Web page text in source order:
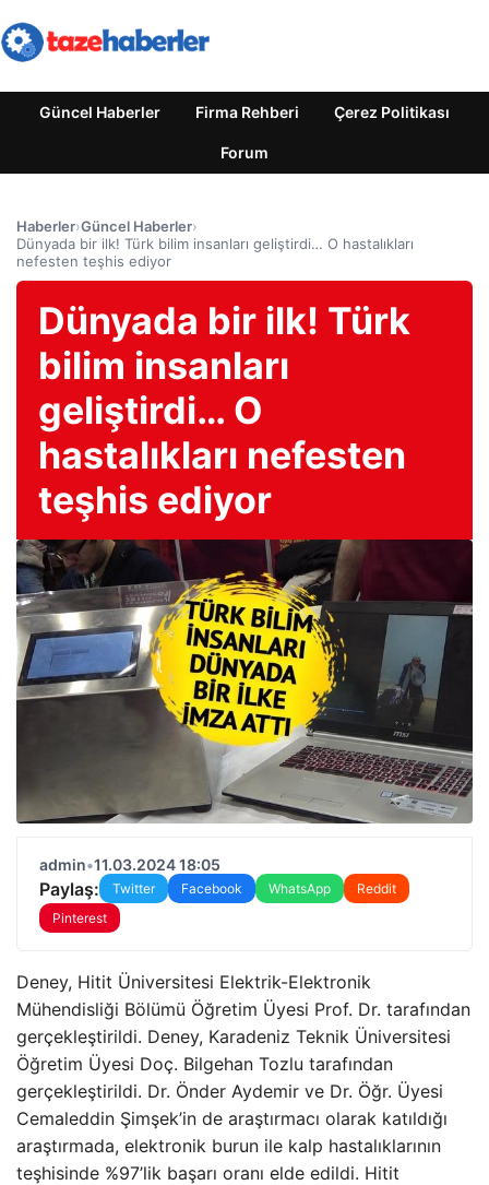
Güncel Haberler Firma Rehberi Çerez Politikası
Forum
Haberler›Güncel Haberler›
Dünyada bir ilk! Türk bilim insanları geliştirdi… O hastalıkları
nefesten teşhis ediyor
Dünyada bir ilk! Türk
bilim insanları
geliştirdi… O
hastalıkları nefesten
teşhis ediyor
admin•11.03.2024 18:05
Paylaş: Twitter Facebook WhatsApp
Reddit
Pinterest
Deney, Hitit Üniversitesi Elektrik-Elektronik
Mühendisliği Bölümü Öğretim Üyesi Prof. Dr. tarafından
gerçekleştirildi. Deney, Karadeniz Teknik Üniversitesi
Öğretim Üyesi Doç. Bilgehan Tozlu tarafından
gerçekleştirildi. Dr. Önder Aydemir ve Dr. Öğr. Üyesi
Cemaleddin Şimşek’in de araştırmacı olarak katıldığı
araştırmada, elektronik burun ile kalp hastalıklarının
teşhisinde %97’lik başarı oranı elde edildi. Hitit